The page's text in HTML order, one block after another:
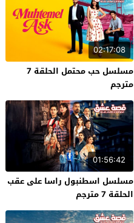
02:17:08
مسلسل حب محتمل الحلقة 7
مترجم
01:56:42
مسلسل اسطنبول راسا على عقب
الحلقة 7 مترجم